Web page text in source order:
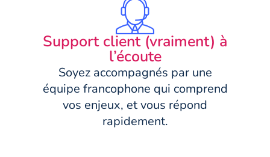
Support client (vraiment) à
l’écoute
Soyez accompagnés par une
équipe francophone qui comprend
vos enjeux, et vous répond
rapidement.